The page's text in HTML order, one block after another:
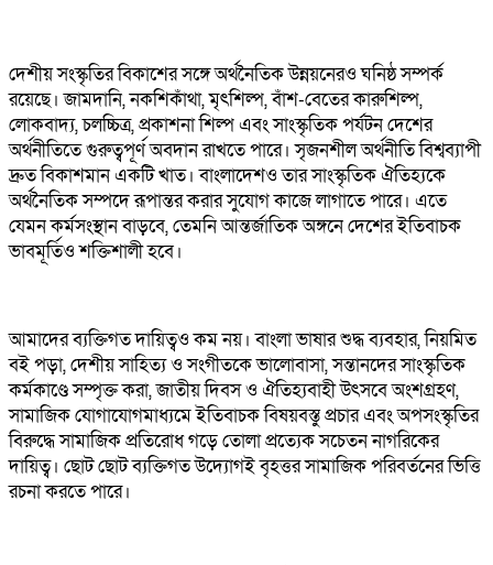
দেশীয় সংস্কৃতির বিকাশের সঙ্গে অর্থনৈতিক উন্নয়নেরও ঘনিষ্ঠ সম্পর্ক
রয়েছে। জামদানি, নকশিকাঁথা, মৃৎশিল্প, বাঁশ-বেতের কারুশিল্প,
লোকবাদ্য, চলচ্চিত্র, প্রকাশনা শিল্প এবং সাংস্কৃতিক পর্যটন দেশের
অর্থনীতিতে গুরুত্বপূর্ণ অবদান রাখতে পারে। সৃজনশীল অর্থনীতি বিশ্বব্যাপী
দ্রুত বিকাশমান একটি খাত। বাংলাদেশও তার সাংস্কৃতিক ঐতিহ্যকে
অর্থনৈতিক সম্পদে রূপান্তর করার সুযোগ কাজে লাগাতে পারে। এতে
যেমন কর্মসংস্থান বাড়বে, তেমনি আন্তর্জাতিক অঙ্গনে দেশের ইতিবাচক
ভাবমূর্তিও শক্তিশালী হবে।
আমাদের ব্যক্তিগত দায়িত্বও কম নয়। বাংলা ভাষার শুদ্ধ ব্যবহার, নিয়মিত
বই পড়া, দেশীয় সাহিত্য ও সংগীতকে ভালোবাসা, সন্তানদের সাংস্কৃতিক
কর্মকাণ্ডে সম্পৃক্ত করা, জাতীয় দিবস ও ঐতিহ্যবাহী উৎসবে অংশগ্রহণ,
সামাজিক যোগাযোগমাধ্যমে ইতিবাচক বিষয়বস্তু প্রচার এবং অপসংস্কৃতির
বিরুদ্ধে সামাজিক প্রতিরোধ গড়ে তোলা প্রত্যেক সচেতন নাগরিকের
দায়িত্ব। ছোট ছোট ব্যক্তিগত উদ্যোগই বৃহত্তর সামাজিক পরিবর্তনের ভিত্তি
রচনা করতে পারে।